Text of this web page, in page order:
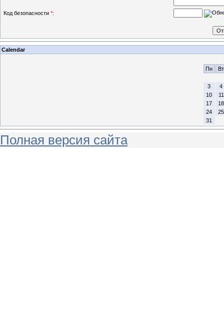
Код безопасности *:
Calendar
Пн
Вт
3
4
10
11
17
18
24
25
31
Полная версия сайта